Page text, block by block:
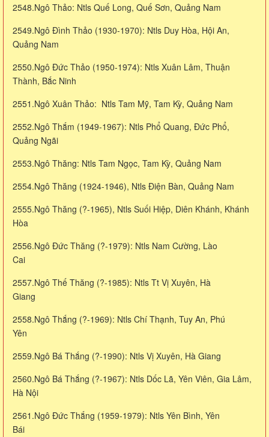
2548.Ngô Thảo: Ntls Quế Long, Quế Sơn, Quảng Nam
2549.Ngô Đình Thảo (1930-1970): Ntls Duy Hòa, Hội An,
Quảng Nam
2550.Ngô Đức Thảo (1950-1974): Ntls Xuân Lâm, Thuận
Thành, Bắc Ninh
2551.Ngô Xuân Thảo: Ntls Tam Mỹ, Tam Kỳ, Quảng Nam
2552.Ngô Thắm (1949-1967): Ntls Phổ Quang, Đức Phổ,
Quảng Ngãi
2553.Ngô Thăng: Ntls Tam Ngọc, Tam Kỳ, Quảng Nam
2554.Ngô Thăng (1924-1946), Ntls Điện Bàn, Quảng Nam
2555.Ngô Thăng (?-1965), Ntls Suối Hiệp, Diên Khánh, Khánh
Hòa
2556.Ngô Đức Thăng (?-1979): Ntls Nam Cường, Lào
Cai
2557.Ngô Thế Thăng (?-1985): Ntls Tt Vị Xuyên, Hà
Giang
2558.Ngô Thắng (?-1969): Ntls Chí Thạnh, Tuy An, Phú
Yên
2559.Ngô Bá Thắng (?-1990): Ntls Vị Xuyên, Hà Giang
2560.Ngô Bá Thắng (?-1967): Ntls Dốc Lã, Yên Viên, Gia Lâm,
Hà Nội
2561.Ngô Đức Thắng (1959-1979): Ntls Yên Bình, Yên
Bái